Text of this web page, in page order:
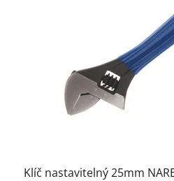
Klíč nastavitelný 25mm